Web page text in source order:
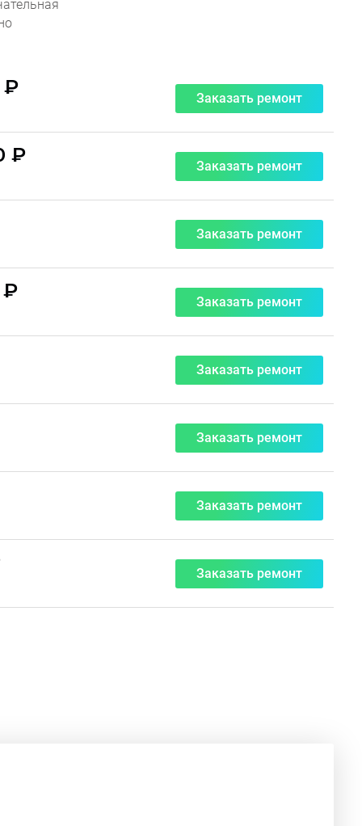
₽ Заказать ремонт
₽ Заказать ремонт
Заказать ремонт
₽ Заказать ремонт
Заказать ремонт
Заказать ремонт
Заказать ремонт
Заказать ремонт